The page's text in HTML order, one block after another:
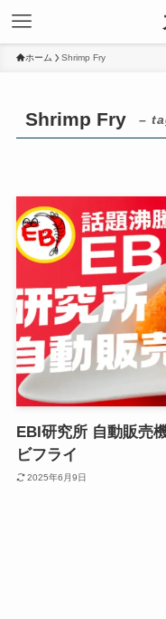
ホーム Shrimp Fry
Shrimp Fry –
EBI研究所 自動販売
ビフライ
2025年6月9日